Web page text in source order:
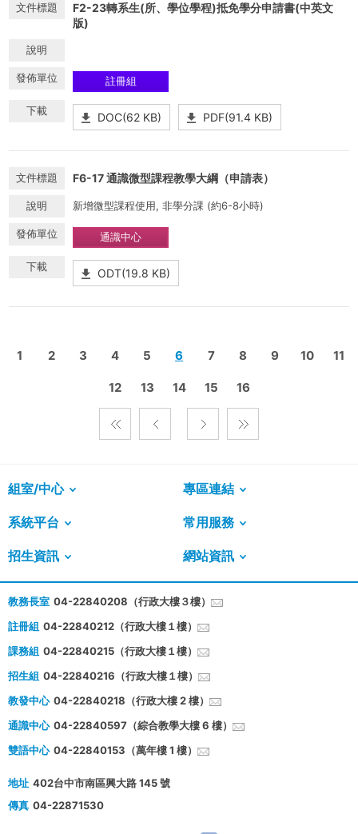
F2-23轉系生(所、學位學程)抵免學分申請書(中英文
版)
註冊組
DOC(62 KB) PDF(91.4 KB)
F6-17 通識微型課程教學大綱（申請表）
新增微型課程使用, 非學分課 (約6-8小時)
通識中心
ODT(19.8 KB)
1 2 3 4 5 6 7 8 9 10 11
12 13 14 15 16
組室/中心 專區連結
系統平台 常用服務
招生資訊 網站資訊
教務長室 04-22840208（行政大樓３樓）
註冊組 04-22840212（行政大樓１樓）
課務組 04-22840215（行政大樓１樓）
招生組 04-22840216（行政大樓１樓）
教發中心 04-22840218（行政大樓 2 樓）
通識中心 04-22840597（綜合教學大樓 6 樓）
雙語中心 04-22840153（萬年樓 1 樓）
地址 402台中市南區興大路 145 號
傳真 04-22871530